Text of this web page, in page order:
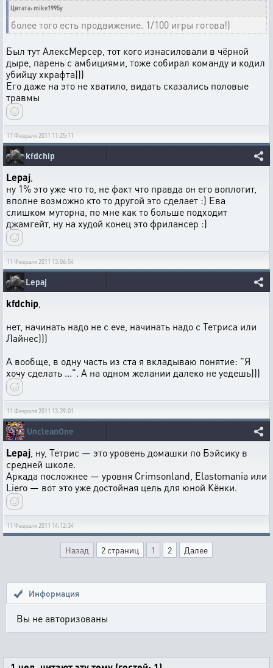
Цитата: mike1995y
более того есть продвижение. 1/100 игры готова!)
Был тут АлексМерсер, тот кого изнасиловали в чёрной
дыре, парень с амбициями, тоже собирал команду и кодил
убийцу хкрафта)))
Его даже на это не хватило, видать сказались половые
травмы
11 Февраля 2011 11:25:11
kfdchip
Lepaj
ну 1% это уже что то, не факт что правда он его воплотит,
вполне возможно кто то другой это сделает :) Ева
слишком муторна, по мне как то больше подходит
джамгейт, ну на худой конец это фрилансер :)
11 Февраля 2011 13:06:54
Lepaj
kfdchip
нет, начинать надо не с eve, начинать надо с Тетриса или
Лайнес)))
А вообще, в одну часть из ста я вкладываю понятие: "Я
хочу сделать ...". А на одном желании далеко не уедешь)))
11 Февраля 2011 13:39:01
UncleanOne
Lepaj , ну, Тетрис — это уровень домашки по Бэйсику в
средней школе.
Аркада посложнее — уровня Crimsonland, Elastomania или
Liero — вот это уже достойная цель для юной Кёнки.
11 Февраля 2011 14:12:34
Назад 2 страниц 1 2 Далее
Информация
Вы не авторизованы